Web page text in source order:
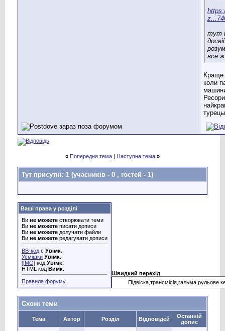
тут
все
Краще
коли
« Попередня тема | Наступна тема »
Тут присутні: 1 (учасників - 0 , гостей - 1)
Ваші права у розділі
Ви не можете створювати теми
Ви не можете писати дописи
Ви не можете долучати файли
Ви не можете редагувати дописи
BB-код є Увімк.
Усмішки Увімк.
[IMG] код Увімк.
HTML код Вимк.
Правила форуму
Швидкий перехід
Схожі теми
Тема Автор Розділ Відповідей
Останній
допис